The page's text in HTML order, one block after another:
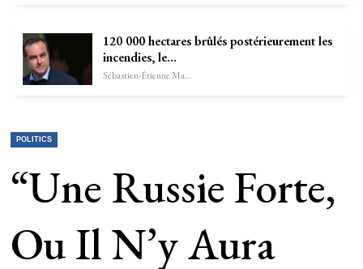
120 000 hectares brûlés postérieurement les
incendies, le…
Sébastien-Étienne Marechal
POLITICS
“Une Russie Forte,
Ou Il N’y Aura